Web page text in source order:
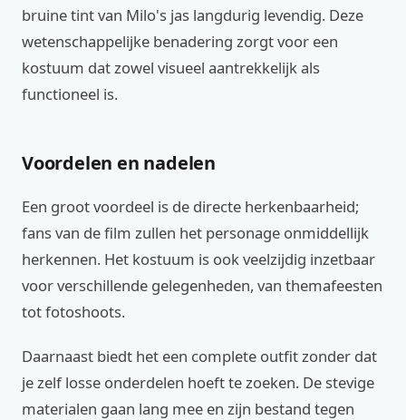
bruine tint van Milo's jas langdurig levendig. Deze
wetenschappelijke benadering zorgt voor een
kostuum dat zowel visueel aantrekkelijk als
functioneel is.
Voordelen en nadelen
Een groot voordeel is de directe herkenbaarheid;
fans van de film zullen het personage onmiddellijk
herkennen. Het kostuum is ook veelzijdig inzetbaar
voor verschillende gelegenheden, van themafeesten
tot fotoshoots.
Daarnaast biedt het een complete outfit zonder dat
je zelf losse onderdelen hoeft te zoeken. De stevige
materialen gaan lang mee en zijn bestand tegen